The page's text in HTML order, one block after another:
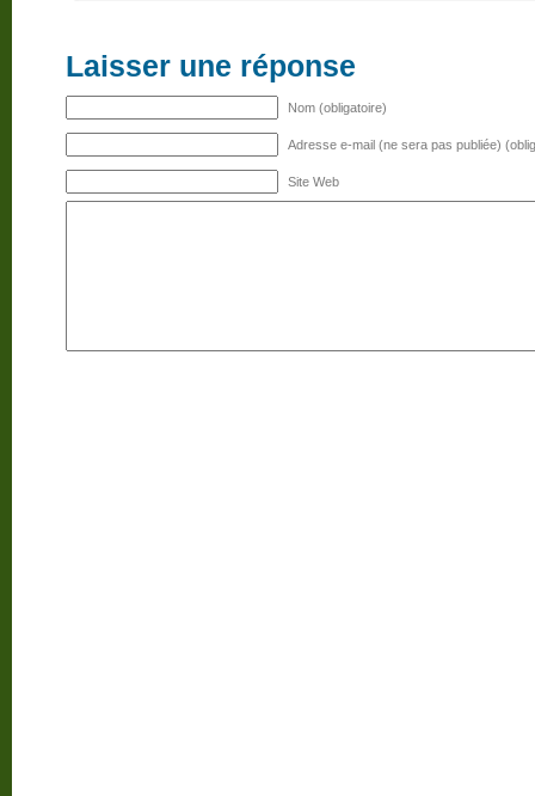
Laisser une réponse
Nom (obligatoire)
Adresse e-mail (ne sera pas publiée)
Site Web